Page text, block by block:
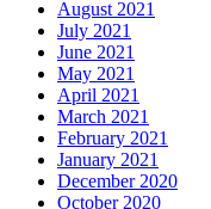
August 2021
July 2021
June 2021
May 2021
April 2021
March 2021
February 2021
January 2021
December 2020
October 2020